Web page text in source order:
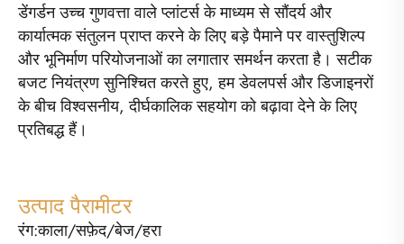
डेंगर्डन उच्च गुणवत्ता वाले प्लांटर्स के माध्यम से सौंदर्य और
कार्यात्मक संतुलन प्राप्त करने के लिए बड़े पैमाने पर वास्तुशिल्प
और भूनिर्माण परियोजनाओं का लगातार समर्थन करता है। सटीक
बजट नियंत्रण सुनिश्चित करते हुए, हम डेवलपर्स और डिजाइनरों
के बीच विश्वसनीय, दीर्घकालिक सहयोग को बढ़ावा देने के लिए
प्रतिबद्ध हैं।
उत्पाद पैरामीटर
रंग:काला/सफ़ेद/बेज/हरा